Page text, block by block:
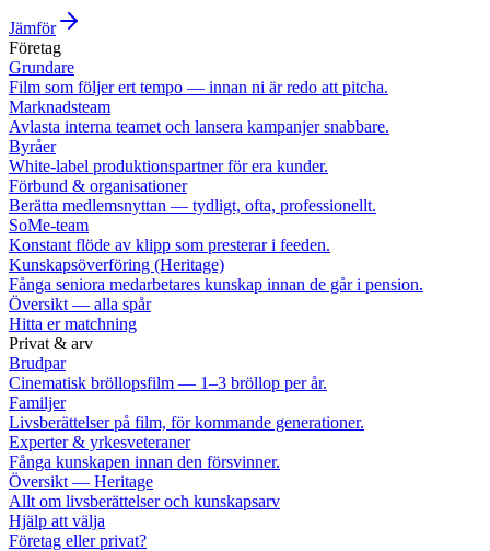
Jämför
Företag
Grundare
Film som följer ert tempo — innan ni är redo att pitcha.
Marknadsteam
Avlasta interna teamet och lansera kampanjer snabbare.
Byråer
White-label produktionspartner för era kunder.
Förbund & organisationer
Berätta medlemsnyttan — tydligt, ofta, professionellt.
SoMe-team
Konstant flöde av klipp som presterar i feeden.
Kunskapsöverföring (Heritage)
Fånga seniora medarbetares kunskap innan de går i pension.
Översikt — alla spår
Hitta er matchning
Privat & arv
Brudpar
Cinematisk bröllopsfilm — 1–3 bröllop per år.
Familjer
Livsberättelser på film, för kommande generationer.
Experter & yrkesveteraner
Fånga kunskapen innan den försvinner.
Översikt — Heritage
Allt om livsberättelser och kunskapsarv
Hjälp att välja
Företag eller privat?